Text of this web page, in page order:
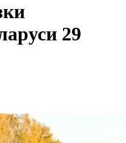
29